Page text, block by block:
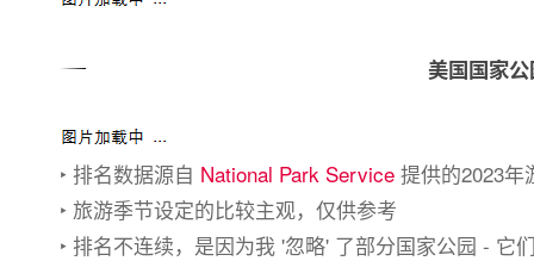
美国国家
‣ 排名数据源自 National Park Service 提供的2023年
‣ 旅游季节设定的比较主观，仅供参考
‣ 排名不连续，是因为我 '忽略' 了部分国家公园 -